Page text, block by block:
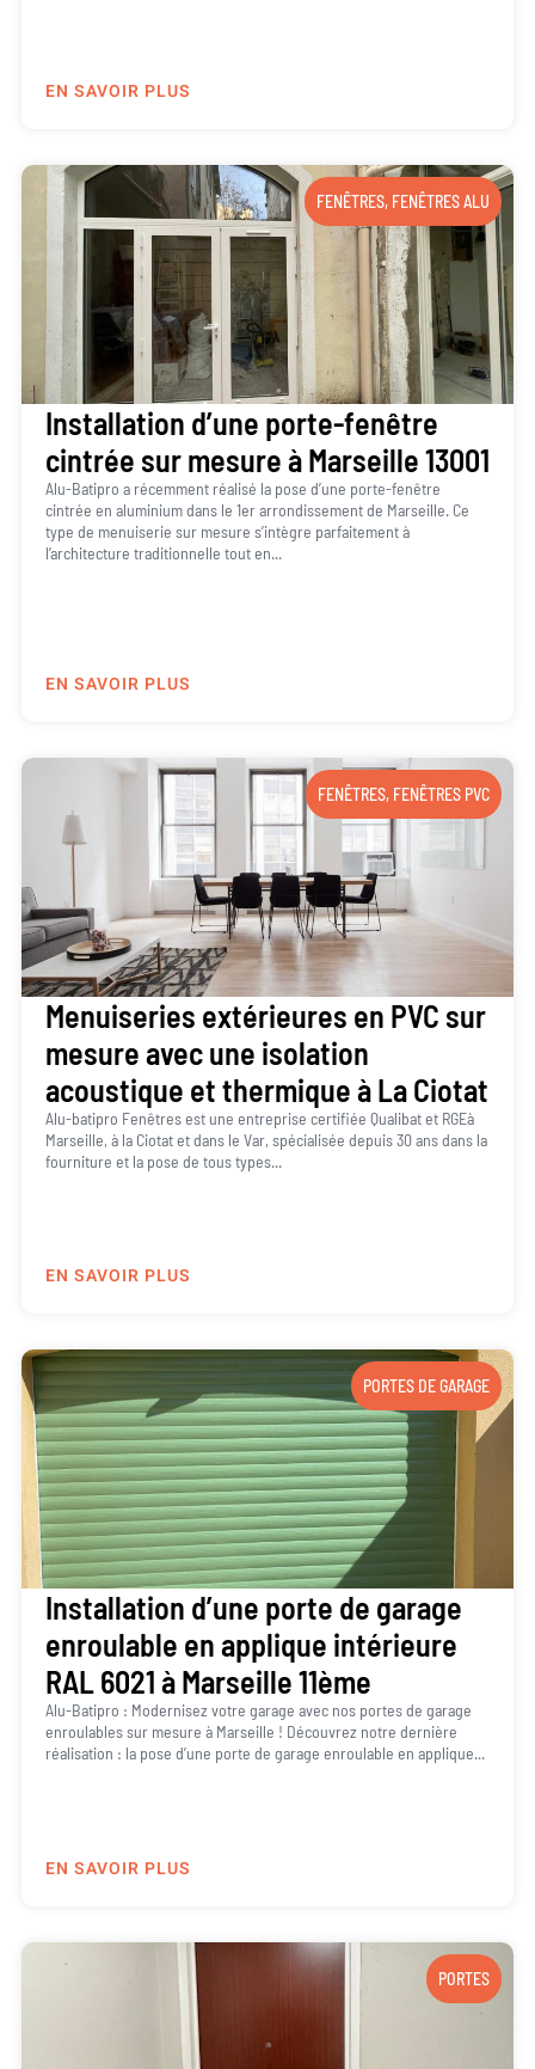
EN SAVOIR PLUS
FENÊTRES, FENÊTRES ALU
Installation d’une porte-fenêtre
cintrée sur mesure à Marseille 13001
Alu-Batipro a récemment réalisé la pose d’une porte-fenêtre
cintrée en aluminium dans le 1er arrondissement de Marseille. Ce
type de menuiserie sur mesure s’intègre parfaitement à
l’architecture traditionnelle tout en...
EN SAVOIR PLUS
FENÊTRES, FENÊTRES PVC
Menuiseries extérieures en PVC sur
mesure avec une isolation
acoustique et thermique à La Ciotat
Alu-batipro Fenêtres est une entreprise certifiée Qualibat et RGEà
Marseille, à la Ciotat et dans le Var, spécialisée depuis 30 ans dans la
fourniture et la pose de tous types...
EN SAVOIR PLUS
PORTES DE GARAGE
Installation d’une porte de garage
enroulable en applique intérieure
RAL 6021 à Marseille 11ème
Alu-Batipro : Modernisez votre garage avec nos portes de garage
enroulables sur mesure à Marseille ! Découvrez notre dernière
réalisation : la pose d’une porte de garage enroulable en applique...
EN SAVOIR PLUS
PORTES